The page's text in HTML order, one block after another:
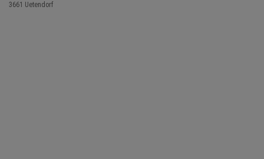
WEITER...
3661 Uetendorf